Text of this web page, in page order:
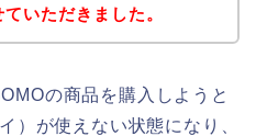
いただきました。
の商品を購入しようと
）が使えない状態になり、